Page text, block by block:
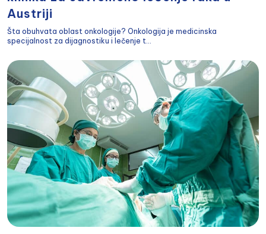
Austriji
Šta obuhvata oblast onkologije? Onkologija je medicinska
specijalnost za dijagnostiku i lečenje t...